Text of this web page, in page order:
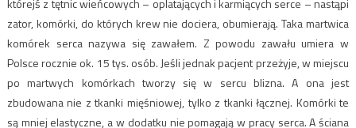
zator, komórki, do których krew nie dociera, obumierają. Taka martwica
komórek serca nazywa się zawałem. Z powodu zawału umiera w
Polsce rocznie ok. 15 tys. osób. Jeśli jednak pacjent przeżyje, w miejscu
po martwych komórkach tworzy się w sercu blizna. A ona jest
zbudowana nie z tkanki mięśniowej, tylko z tkanki łącznej. Komórki te
są mniej elastyczne, a w dodatku nie pomagają w pracy serca. A ściana